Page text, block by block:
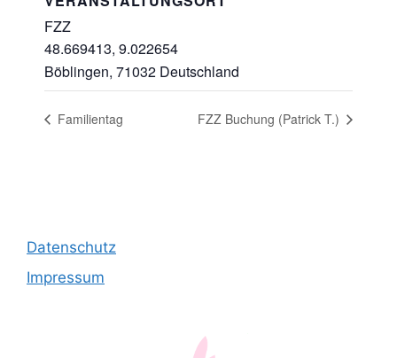
FZZ
48.669413, 9.022654
Böblingen, 71032 Deutschland
Familientag FZZ Buchung (Patrick T.)
Datenschutz
Impressum